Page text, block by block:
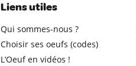
Liens utiles
Qui sommes-nous ?
Choisir ses oeufs (codes)
L’Oeuf en vidéos !